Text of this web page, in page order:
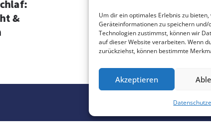
Um dir ein optimales Erlebnis zu
Geräteinformationen zu speichern
Technologien zustimmst, können wir
auf dieser Website verarbeiten. Wenn
zurückziehst, können bestimmte
Akzeptieren